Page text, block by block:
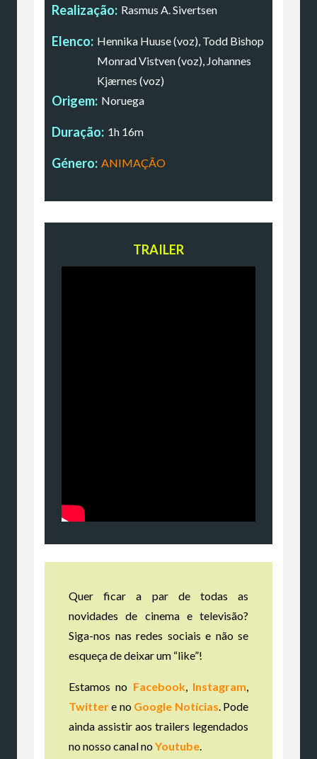
Realização: Rasmus A. Sivertsen
Elenco: Hennika Huuse (voz), Todd Bishop
Monrad Vistven (voz), Johannes
Kjærnes (voz)
Origem: Noruega
Duração: 1h 16m
Género: ANIMAÇÃO
TRAILER
Quer ficar a par de todas as
novidades de cinema e televisão?
Siga-nos nas redes sociais e não se
esqueça de deixar um “like”!
Estamos no Facebook, Instagram
Twittere no Google Notícias . Pode
ainda assistir aos trailers legendados
no nosso canal noYoutube